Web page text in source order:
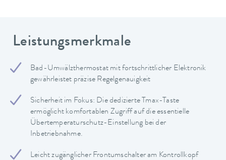
Leistungsmerkmale
Bad-Umwälzthermostat mit fortschrittlicher Elektronik
gewährleistet präzise Regelgenauigkeit
Sicherheit im Fokus: Die dedizierte Tmax-Taste
ermöglicht komfortablen Zugriff auf die essentielle
Übertemperaturschutz-Einstellung bei der
Inbetriebnahme.
Leicht zugänglicher Frontumschalter am Kontrollkopf